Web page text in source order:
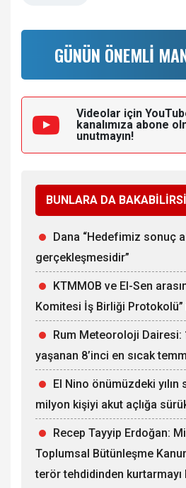
GÜNÜN ÖNEMLİ
Videolar için
kanalımıza abone
unutmayın!
BUNLARA DA
Dana “Hedefimiz sonuç
gerçekleşmesidir”
KTMMOB ve El-Sen
Komitesi İş Birliği Protokolü”
Rum Meteoroloji Dairesi:
yaşanan 8’inci en sıcak
El Nino önümüzdeki
milyon kişiyi akut açlığa
Recep Tayyip Erdoğan:
Toplumsal Bütünleşme
terör tehdidinden